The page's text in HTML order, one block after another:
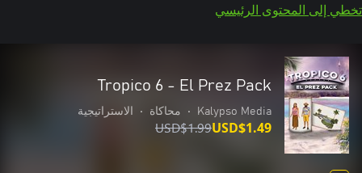
تخطي إلى المحتوى الرئيسي
Tropico 6 - El Prez Pack
Kalypso Media
• محاكاة • الاستراتيجية
USD$1.99USD$1.49